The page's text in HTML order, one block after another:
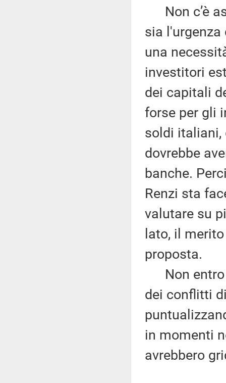
Non c’è
sia l'urgenza
una
investitori
dei capitali
forse per gli
soldi italiani,
dovrebbe
banche.
Renzi sta
valutare su
lato, il
proposta.
Non entro
dei conflitti
in momenti
avrebbero